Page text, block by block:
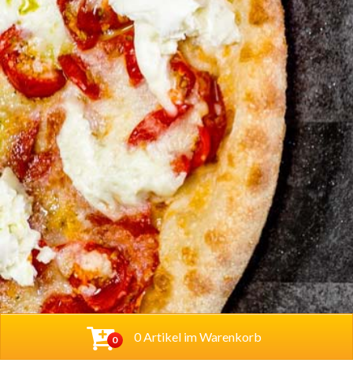
0 0 Artikel im Warenkorb